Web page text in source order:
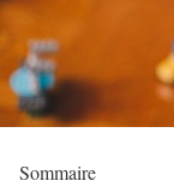
Sommaire